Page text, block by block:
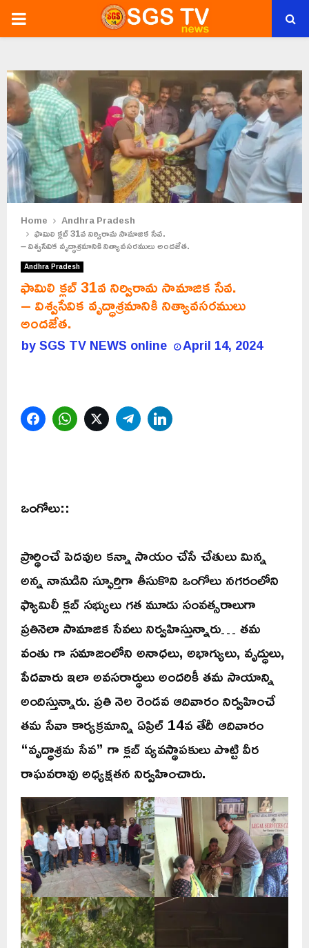
PRIMARY
Home Andhra Pradesh
ఫామిలి క్లబ్ 31వ నిర్విరామ సామాజిక సేవ.
– విశ్వసేవిక వృద్ధాశ్రమానికి నిత్యావసరములు అందజేత.
Andhra Pradesh
ఫామిలి క్లబ్ 31వ నిర్విరామ సామాజిక సేవ.
– విశ్వసేవిక వృద్ధాశ్రమానికి నిత్యావసరములు
అందజేత.
bySGS TV NEWS online April 14, 2024
FacebookWhatsAppTwitterTelegram
ఒంగోలు::
ప్రార్థించే పెదవుల కన్నా సాయం చేసే చేతులు మిన్న
అన్న నానుడిని స్ఫూర్తిగా తీసుకొని ఒంగోలు నగరంలోని
ఫ్యామిలీ క్లబ్ సభ్యులు గత మూడు సంవత్సరాలుగా
ప్రతినెలా సామాజిక సేవలు నిర్వహిస్తున్నారు… తమ
వంతు గా సమాజంలోని అనాధలు, అభాగ్యులు, వృద్ధులు,
పేదవారు ఇలా అవసరార్ధులు అందరికీ తమ సాయాన్ని
అందిస్తున్నారు. ప్రతి నెల రెండవ ఆదివారం నిర్వహించే
తమ సేవా కార్యక్రమాన్ని ఏప్రిల్ 14వ తేదీ ఆదివారం
“వృద్ధాశ్రమ సేవ” గా క్లబ్ వ్యవస్థాపకులు పొట్టి వీర
రాఘవరావు అధ్యక్షతన నిర్వహించారు.